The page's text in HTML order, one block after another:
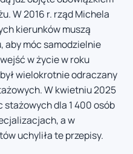
W 2016 r. rząd Michela
kierunków muszą
aby móc samodzielnie
w życie w roku
wielokrotnie odraczany
W kwietniu 2025
stażowych dla 1 400 osób
a w
uchyliła te przepisy.